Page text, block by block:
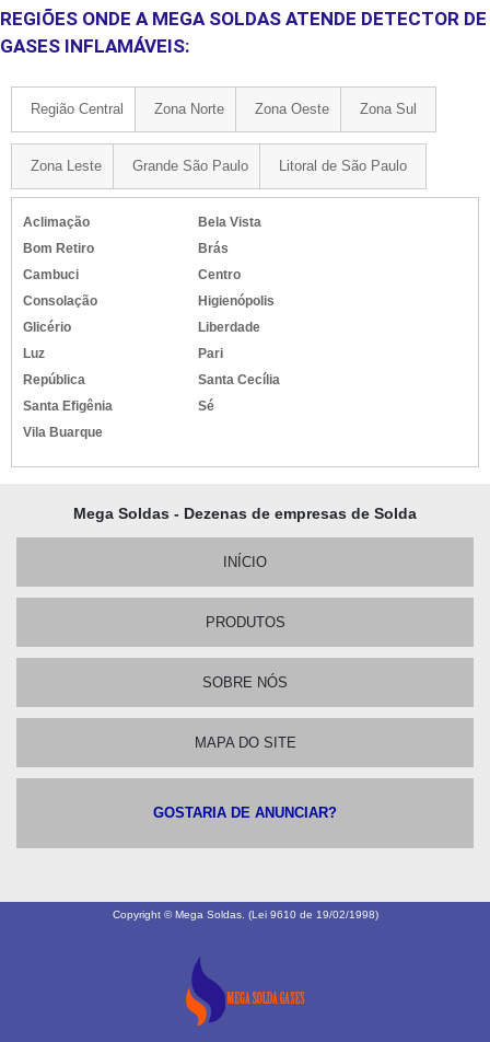
REGIÕES ONDE A MEGA SOLDAS ATENDE DETECTOR DE
GASES INFLAMÁVEIS:
Região Central Zona Norte Zona Oeste Zona Sul
Zona Leste Grande São Paulo Litoral de São Paulo
Aclimação
Bela Vista
Bom Retiro
Brás
Cambuci
Centro
Consolação
Higienópolis
Glicério
Liberdade
Luz
Pari
República
Santa Cecília
Santa Efigênia
Sé
Vila Buarque
Mega Soldas - Dezenas de empresas de Solda
INÍCIO
PRODUTOS
SOBRE NÓS
MAPA DO SITE
GOSTARIA DE ANUNCIAR?
Copyright © Mega Soldas. (Lei 9610 de 19/02/1998)